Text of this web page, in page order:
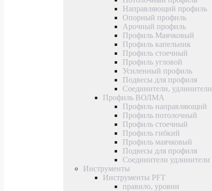
Направляющий профиль
Опорный профиль
Арочный профиль
Профиль Маячковый
Профиль капельник
Профиль стоечный
Профиль угловой
Усиленный профиль
Подвесы для профиля
Соединители, удлинители
Профиль ВОЛМА
Профиль направляющий
Профиль потолочный
Профиль стоечный
Профиль гибкий
Профиль маячковый
Подвесы для профиля
Соединители удлинители
Инструменты
Инструменты PFT
правило, уровни